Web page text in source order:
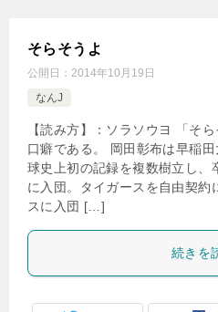
そらそうよ
公開日： 2014年10月19日
なんJ
【読み方】：ソラソウヨ 「そ
口癖である。 岡田彰布は早稲
球史上初の記録を複数樹立し、
に入団。タイガースを自由契約
スに入団 […]
続きを